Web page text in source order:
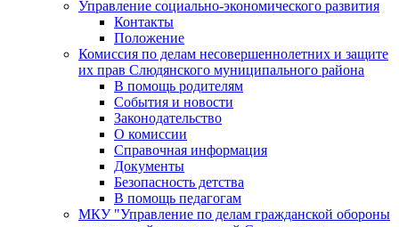
Управление социально-экономического развития
Контакты
Положение
Комиссия по делам несовершеннолетних и защите
их прав Слюдянского муниципального района
В помощь родителям
События и новости
Законодательство
О комиссии
Справочная информация
Документы
Безопасность детства
В помощь педагогам
МКУ "Управление по делам гражданской обороны